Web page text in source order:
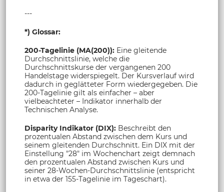
---
*) Glossar:
200-Tagelinie (MA(200)): Eine gleitende
Durchschnittslinie, welche die
Durchschnittskurse der vergangenen 200
Handelstage widerspiegelt. Der Kursverlauf wird
dadurch in geglätteter Form wiedergegeben. Die
200-Tagelinie gilt als einfacher – aber
vielbeachteter – Indikator innerhalb der
Technischen Analyse.
Disparity Indikator (DIX): Beschreibt den
prozentualen Abstand zwischen dem Kurs und
seinem gleitenden Durchschnitt. Ein DIX mit der
Einstellung "28" im Wochenchart zeigt demnach
den prozentualen Abstand zwischen Kurs und
seiner 28-Wochen-Durchschnittslinie (entspricht
in etwa der 155-Tagelinie im Tageschart).